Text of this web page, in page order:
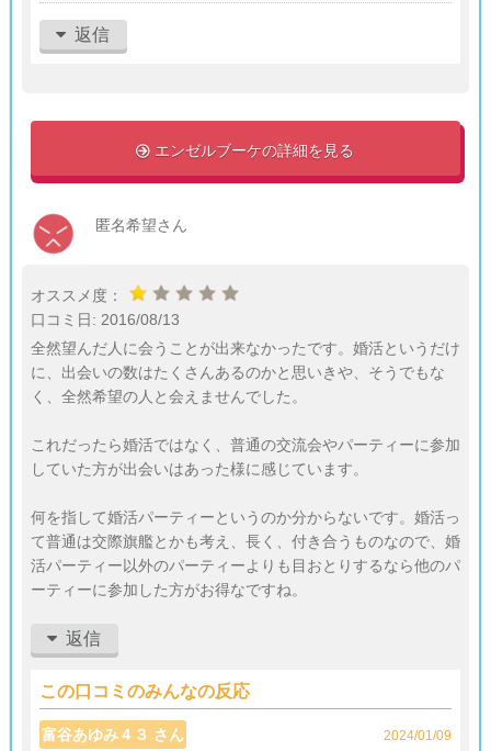
返信
 エンゼルブーケの詳細を見る
匿名希望さん
オススメ度：
口コミ日: 2016/08/13
全然望んだ人に会うことが出来なかったです。婚活というだけ
に、出会いの数はたくさんあるのかと思いきや、そうでもな
く、全然希望の人と会えませんでした。
これだったら婚活ではなく、普通の交流会やパーティーに参加
していた方が出会いはあった様に感じています。
何を指して婚活パーティーというのか分からないです。婚活っ
て普通は交際旗艦とかも考え、長く、付き合うものなので、婚
活パーティー以外のパーティーよりも目おとりするなら他のパ
ーティーに参加した方がお得なですね。
返信
この口コミのみんなの反応
富谷あゆみ４３ さん 2024/01/09